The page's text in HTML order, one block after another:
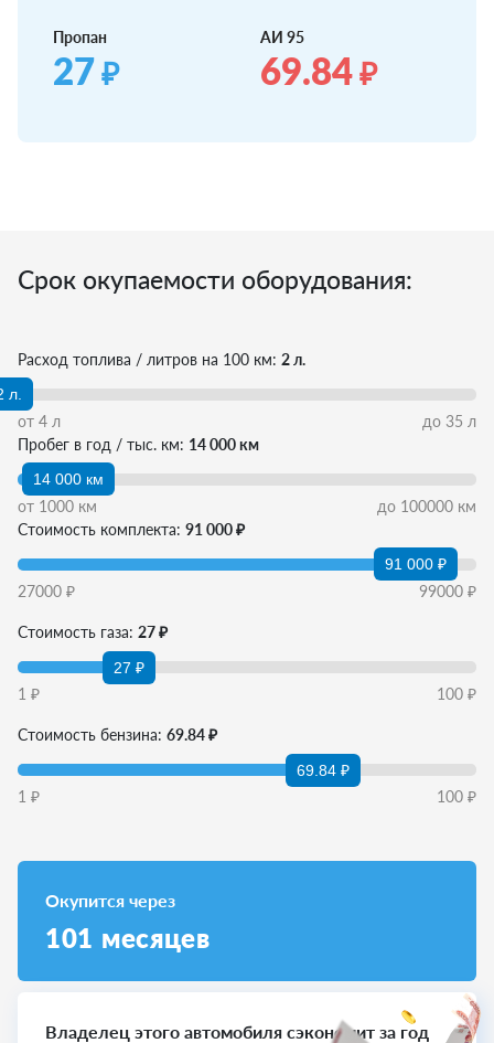
Пропан
27₽
АИ 95
69.84₽
Срок окупаемости оборудования:
Расход топлива / литров на 100 км: 2 л.
л.
от 4 л до 35 л
Пробег в год / тыс. км: 14 000 км
14 000 км
от 1000 км до 100000 км
Стоимость комплекта: 91 000 ₽
91 000 ₽
27000 ₽ 99000 ₽
Стоимость газа: 27 ₽
27 ₽
1 ₽ 100 ₽
Стоимость бензина: 69.84 ₽
69.84 ₽
1 ₽ 100 ₽
Окупится через
101 месяцев
Владелец этого автомобиля сэкономит за год